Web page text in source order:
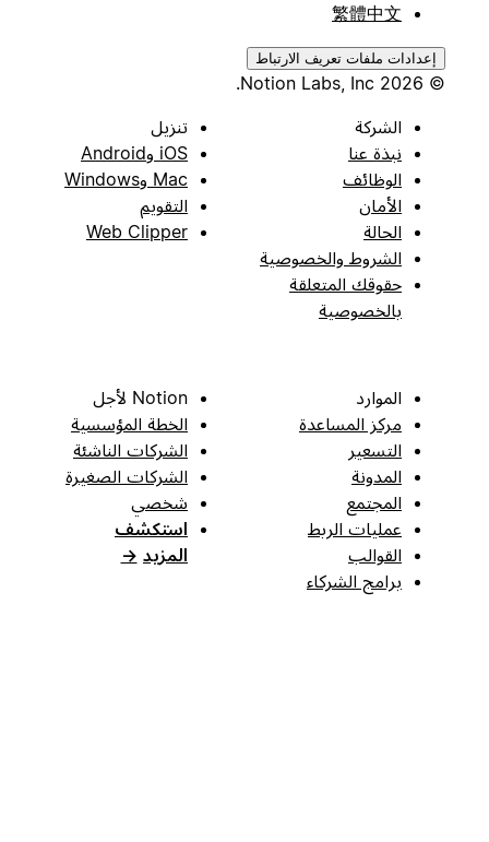
繁體中文
إعدادات ملفات تعريف الارتباط
الشركة
نبذة عنا
الوظائف
الأمان
الحالة
الشروط والخصوصية
حقوقك المتعلقة
بالخصوصية
تنزيل
iOS وAndroid
Mac وWindows
التقويم
Web Clipper
الموارد
مركز المساعدة
التسعير
المدونة
المجتمع
عمليات الربط
القوالب
برامج الشركاء
Notion لأجل
الخطة المؤسسية
الشركات الناشئة
الشركات الصغيرة
شخصي
استكشف
المزيد →